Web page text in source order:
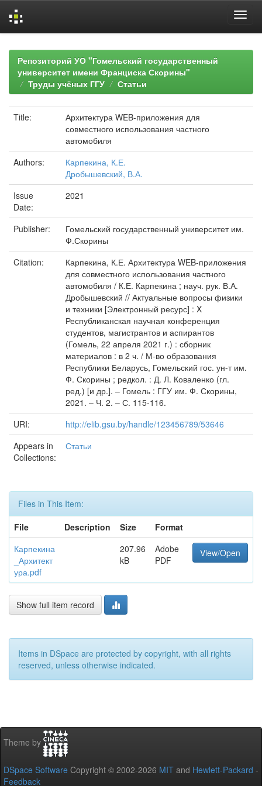
navigationРепозиторий УО "Гомельский государственный
университет имени Франциска Скорины"
Труды учёных ГГУ
Статьи
Title:
Архитектура WEB-приложения для
совместного использования частного
автомобиля
Authors:
Карпекина, К.Е.
Дробышевский, В.А.
Issue
Date:
2021
Publisher:
Гомельский государственный университет им.
Ф.Скорины
Citation:
Карпекина, К.Е. Архитектура WEB-приложения
для совместного использования частного
автомобиля / К.Е. Карпекина ; науч. рук. В.А.
Дробышевский // Актуальные вопросы физики
и техники [Электронный ресурс] : X
Республиканская научная конференция
студентов, магистрантов и аспирантов
(Гомель, 22 апреля 2021 г.) : сборник
материалов : в 2 ч. / М-во образования
Республики Беларусь, Гомельский гос. ун-т им.
Ф. Скорины ; редкол. : Д. Л. Коваленко (гл.
ред.) [и др.]. – Гомель : ГГУ им. Ф. Скорины,
2021. – Ч. 2. – С. 115-116.
URI:
http://elib.gsu.by/handle/123456789/53646
Appears in
Collections:
Статьи
Files in This Item:
File
Description Size
Format
Карпекина
_Архитект
ура.pdf
207.96
kB
Adobe
PDF
View/Open
Show full item record
Items in DSpace are protected by copyright, with all rights
reserved, unless otherwise indicated.
Theme by
DSpace Software Copyright © 2002-2026 MIT and Hewlett-Packard -
Feedback